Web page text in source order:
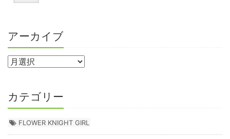
アーカイブ
カテゴリー
FLOWER KNIGHT GIRL